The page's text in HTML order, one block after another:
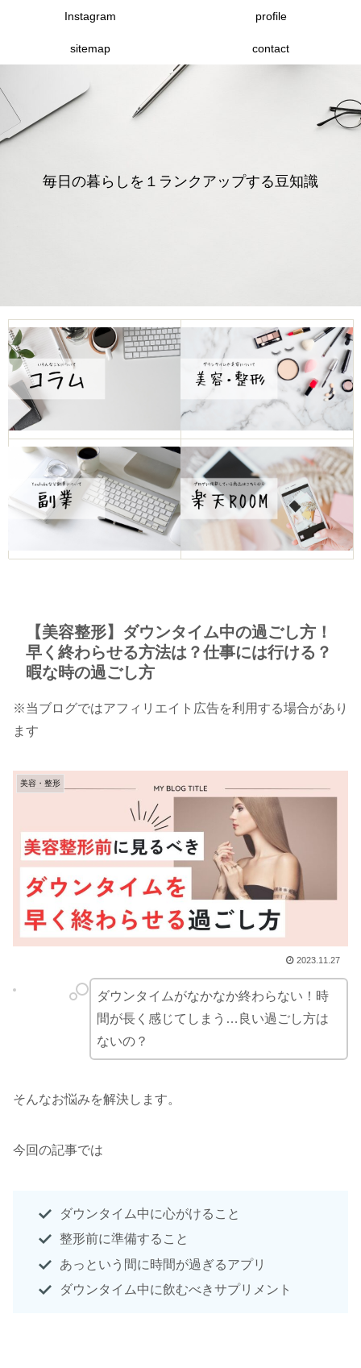
毎日の暮らしを１ランクアップする豆知識
Instagram profile
sitemap contact
【美容整形】ダウンタイム中の過ごし方！
早く終わらせる方法は？仕事には行ける？
暇な時の過ごし方
※当ブログではアフィリエイト広告を利用する場合があり
ます
美容・整形
2023.11.27
ダウンタイムがなかなか終わらない！時
間が長く感じてしまう…良い過ごし方は
ないの？
そんなお悩みを解決します。
今回の記事では
ダウンタイム中に心がけること
整形前に準備すること
あっという間に時間が過ぎるアプリ
ダウンタイム中に飲むべきサプリメント